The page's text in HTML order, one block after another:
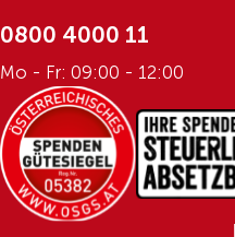
0800 4000 11
Mo - Fr: 09:00 - 12:00